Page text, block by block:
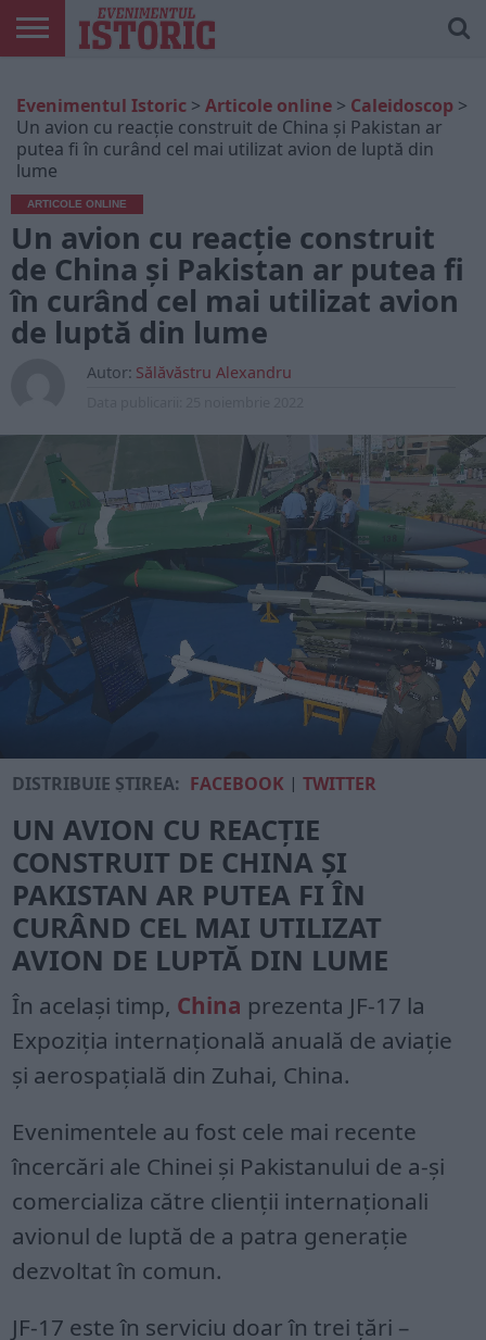
ONLINE
EDIȚII
TIPĂRITE
ISTORIC
PLAY
CONTUL
MEU
Evenimentul Istoric > Articole online > Caleidoscop >
Un avion cu reacție construit de China și Pakistan ar
putea fi în curând cel mai utilizat avion de luptă din
lume
ARTICOLE ONLINE
Un avion cu reacție construit
de China și Pakistan ar putea fi
în curând cel mai utilizat avion
de luptă din lume
Autor: Sălăvăstru Alexandru
DISTRIBUIE ȘTIREA: FACEBOOK |TWITTER
UN AVION CU REACȚIE
CONSTRUIT DE CHINA ȘI
PAKISTAN AR PUTEA FI ÎN
CURÂND CEL MAI UTILIZAT
AVION DE LUPTĂ DIN LUME
În același timp, China prezenta JF-17 la
Expoziția internațională anuală de aviație
și aerospațială din Zuhai, China.
Evenimentele au fost cele mai recente
încercări ale Chinei și Pakistanului de a-și
comercializa către clienții internaționali
avionul de luptă de a patra generație
dezvoltat în comun.
JF-17 este în serviciu doar în trei țări –